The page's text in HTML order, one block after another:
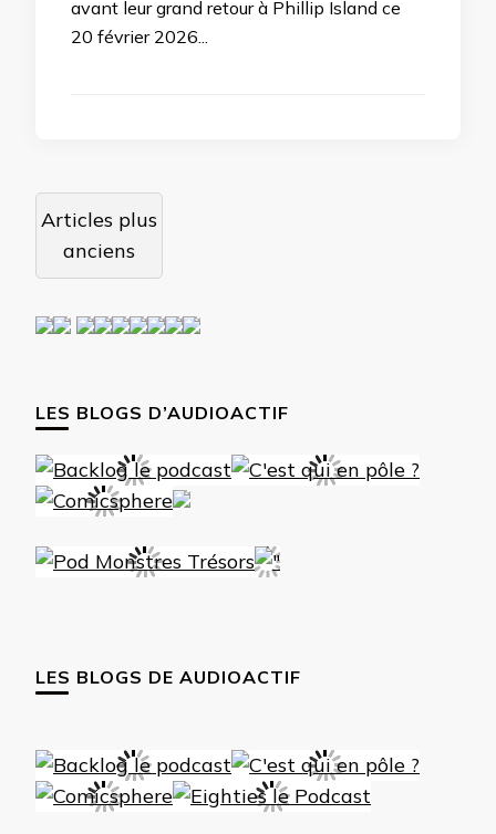
avant leur grand retour à Phillip Island ce
20 février 2026...
Navigation
des
articles
Articles plus
anciens
LES BLOGS D’AUDIOACTIF
LES BLOGS DE AUDIOACTIF